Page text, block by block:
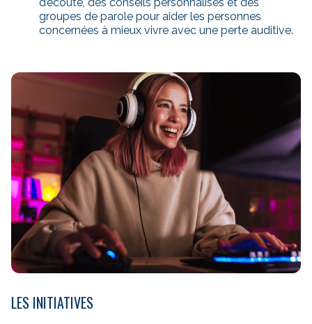
groupes de parole pour aider les personnes
concernées à mieux vivre avec une perte auditive.
LES INITIATIVES